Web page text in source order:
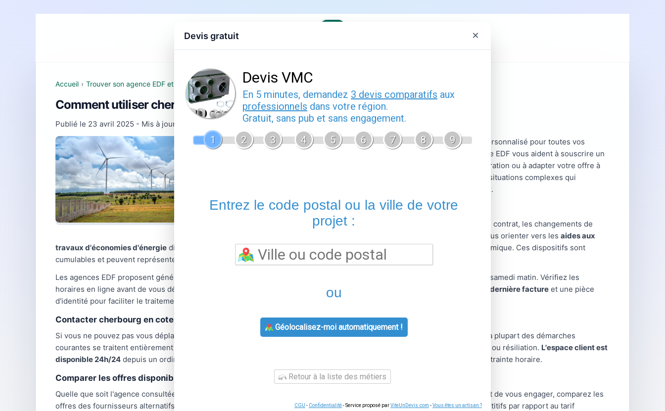
Accueil Devis gratuit Contact EDF Engie Fournisseurs Demenagement GRDF
Accueil › Trouver son agence EDF et comprendre ses offres › EDF en Normandie
Comment utiliser cherbourg en cotentin : guide pratique
Publié le 23 avril 2025 - Mis à jour le
Cherbourg en cotentinvous permet de bénéficier d'un accompagnement personnalisé pour toutes vos
questions relatives à votre contrat d'énergie. Les conseillers de cette agence EDF vous aident à souscrire un
nouveau contrat, à gérer votre déménagement, à résoudre un litige de facturation ou à adapter votre offre à
reste utile pour les situations complexes qui
nécessitent des échanges approfondis ou la remise de documents originaux.
Services proposés par cherbourg en cotentin
prend en charge les souscriptions, les modifications de contrat, les changements de
titulaire et les demandes de raccordement. Les conseillers peuvent aussi vous orienter vers les aides aux
travaux d'économies d'énergie disponibles selon votre situation : chèque énergie, primes CEE ou aides à la rénovation thermique. Ces dispositifs sont
cumulables et peuvent représenter plusieurs centaines d'euros selon les travaux envisagés.
Les agences EDF proposent généralement des horaires d'ouverture du lundi au vendredi, avec parfois des permanences le samedi matin. Vérifiez les
horaires en ligne avant de vous déplacer, car certaines agences fonctionnent sur rendez-vous uniquement.
Apportez votre dernière facture et une pièce
d'identité pour faciliter le traitement de votre demande.
Contacter cherbourg en cotentin autrement
Si vous ne pouvez pas vous déplacer en agence, contact edfreste accessible par téléphone et via l'espace client en ligne. La plupart des démarches
courantes se traitent entièrement à distance : relevé de compteur, changement de coordonnées, demande de régularisation ou résiliation. L'espace client est
disponible 24h/24 depuis un ordinateur ou un smartphone, ce qui permet de gérer vos démarches à votre rythme, sans contrainte horaire.
Comparer les offres disponibles dans votre secteur
Quelle que soit l'agence consultée,
sont identiques sur tout le territoire pour un même fournisseur. Avant de vous engager, comparez les
offres des fournisseurs alternatifs : TotalEnergies, Engie, Eni, Ohm Énergie ou Ekwateur proposent souvent des tarifs compétitifs par rapport au tarif
Devis gratuit ×